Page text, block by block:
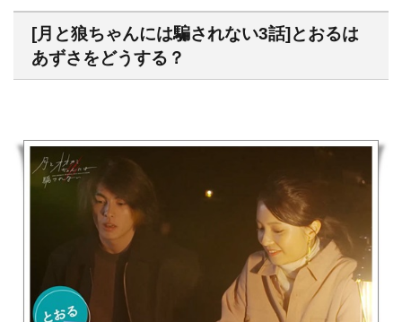
[月と狼ちゃんには騙されない3話]とおるは
あずさをどうする？